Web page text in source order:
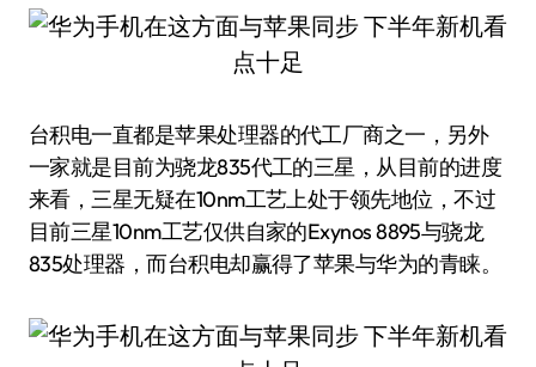
台积电一直都是苹果处理器的代工厂商之一，另外
一家就是目前为骁龙835代工的三星，从目前的进度
来看，三星无疑在10nm工艺上处于领先地位，不过
目前三星10nm工艺仅供自家的Exynos 8895与骁龙
835处理器，而台积电却赢得了苹果与华为的青睐。